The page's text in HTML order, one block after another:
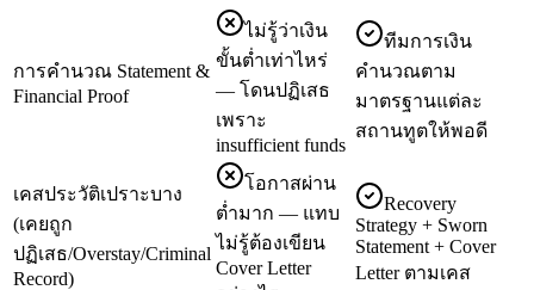
การคำนวณ Statement &
Financial Proof
ไม่รู้ว่าเงิน
ขั้นต่ำเท่าไหร่
— โดนปฏิเสธ
เพราะ
insufficient funds
ทีมการเงิน
คำนวณตาม
มาตรฐานแต่ละ
สถานทูตให้พอดี
เคสประวัติเปราะบาง
(เคยถูก
ปฏิเสธ/Overstay/Criminal
Record)
โอกาสผ่าน
ต่ำมาก — แทบ
ไม่รู้ต้องเขียน
Cover Letter
Recovery
Strategy + Sworn
Statement + Cover
Letter ตามเคส